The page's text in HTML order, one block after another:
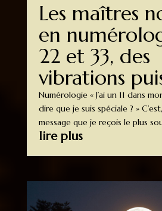
Les maîtres
en
22 et 33, des
vibrations
Numérologie « J’ai un 11 dans
dire que je suis spéciale ? »
message que je reçois le plus
lire plus